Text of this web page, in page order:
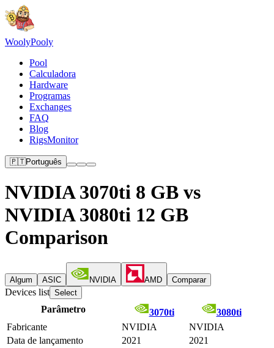
WoolyPooly
Pool
Calculadora
Hardware
Programas
Exchanges
FAQ
Blog
RigsMonitor
🇵🇹Português
NVIDIA 3070ti 8 GB vs
NVIDIA 3080ti 12 GB
Comparison
Algum ASIC NVIDIA AMD Comparar
Devices list Select
Parâmetro 3070ti
3080ti
Fabricante
NVIDIA
NVIDIA
Data de lançamento
2021
2021